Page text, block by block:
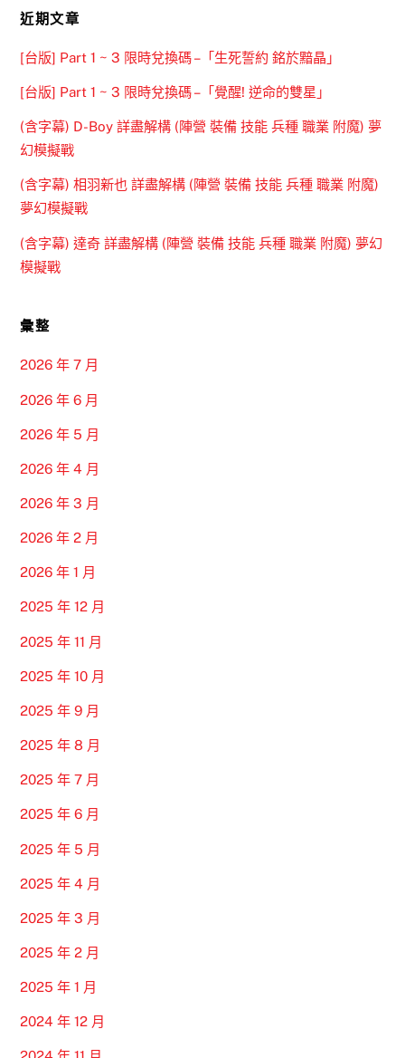
近期文章
[台版] Part 1 ~ 3 限時兌換碼 –「生死誓約 銘於黯晶」
[台版] Part 1 ~ 3 限時兌換碼 –「覺醒! 逆命的雙星」
(含字幕) D-Boy 詳盡解構 (陣營 裝備 技能 兵種 職業 附魔) 夢
幻模擬戰
(含字幕) 相羽新也 詳盡解構 (陣營 裝備 技能 兵種 職業 附魔)
夢幻模擬戰
(含字幕) 達奇 詳盡解構 (陣營 裝備 技能 兵種 職業 附魔) 夢幻
模擬戰
彙整
2026 年 7 月
2026 年 6 月
2026 年 5 月
2026 年 4 月
2026 年 3 月
2026 年 2 月
2026 年 1 月
2025 年 12 月
2025 年 11 月
2025 年 10 月
2025 年 9 月
2025 年 8 月
2025 年 7 月
2025 年 6 月
2025 年 5 月
2025 年 4 月
2025 年 3 月
2025 年 2 月
2025 年 1 月
2024 年 12 月